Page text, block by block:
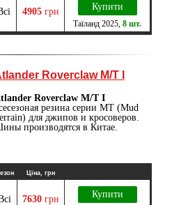
4905 грн Купити
Таїланд 2025 8 шт.
Roverclaw M/T I
Roverclaw M/T I
резина серии MТ (Mud
для джипов и кросоверов.
производятся в Китае.
Ціна, грн
7630 грн Купити